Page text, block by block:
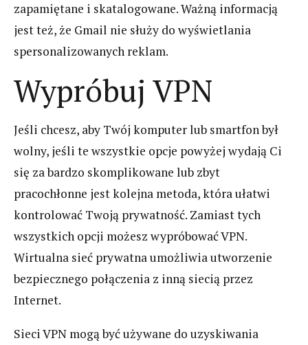
zapamiętane i skatalogowane. Ważną informacją
jest też, że Gmail nie służy do wyświetlania
spersonalizowanych reklam.
Wypróbuj VPN
Jeśli chcesz, aby Twój komputer lub smartfon był
wolny, jeśli te wszystkie opcje powyżej wydają Ci
się za bardzo skomplikowane lub zbyt
pracochłonne jest kolejna metoda, która ułatwi
kontrolować Twoją prywatność. Zamiast tych
wszystkich opcji możesz wypróbować VPN.
Wirtualna sieć prywatna umożliwia utworzenie
bezpiecznego połączenia z inną siecią przez
Internet.
Sieci VPN mogą być używane do uzyskiwania